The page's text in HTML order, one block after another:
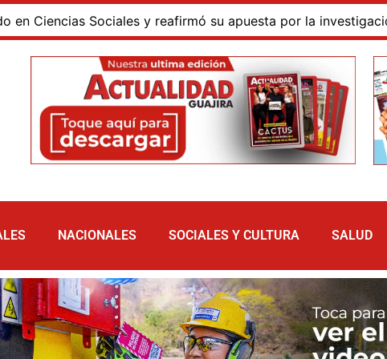
Sociales y reafirmó su apuesta por la investigación
NACIONALES SOCIALES Y CULTURA SALUD